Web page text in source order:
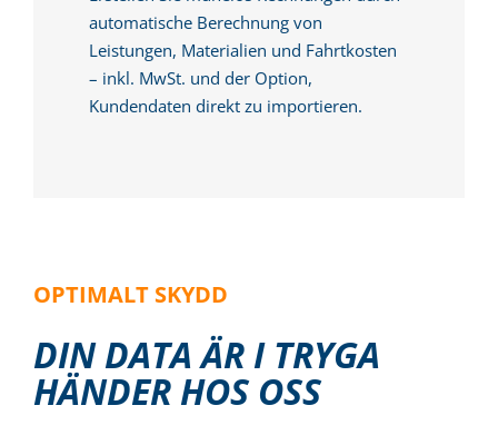
automatische Berechnung von
Leistungen, Materialien und Fahrtkosten
– inkl. MwSt. und der Option,
Kundendaten direkt zu importieren.
OPTIMALT SKYDD
DIN DATA ÄR I TRYGA
HÄNDER HOS OSS